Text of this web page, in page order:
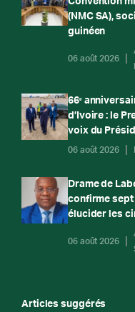
(NMC SA),
guinéen
06 août 2026
66ᵉ
d’Ivoire : le
voix du
06 août 2026
Drame de
confirme sept
élucider les
06 août 2026
Articles suggérés